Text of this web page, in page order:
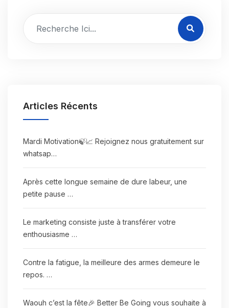
Articles Récents
Mardi Motivation🍃📈 Rejoignez nous gratuitement sur
whatsap…
Après cette longue semaine de dure labeur, une
petite pause …
Le marketing consiste juste à transférer votre
enthousiasme …
Contre la fatigue, la meilleure des armes demeure le
repos. …
Waouh c’est la fête🎉 Better Be Going vous souhaite à